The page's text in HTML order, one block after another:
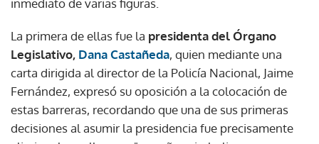
inmediato de varias figuras.
La primera de ellas fue la presidenta del Órgano
Legislativo, Dana Castañeda, quien mediante una
carta dirigida al director de la Policía Nacional, Jaime
Fernández, expresó su oposición a la colocación de
estas barreras, recordando que una de sus primeras
decisiones al asumir la presidencia fue precisamente